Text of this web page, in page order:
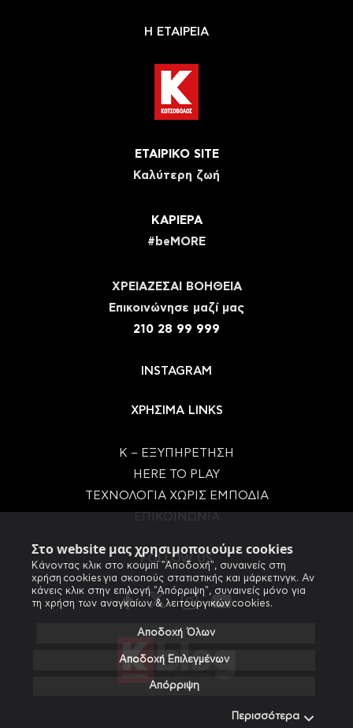
Στο website μας χρησιμοποιούμε cookies
Κάνοντας κλικ στο κουμπί "Αποδοχή", συναινείς στη
χρήση cookies για σκοπούς στατιστικής και μάρκετινγκ. Αν
κάνεις κλικ στην επιλογή "Απόρριψη", συναινείς μόνο για
τη χρήση των αναγκαίων & λειτουργικών cookies.
Αποδοχή Όλων
Αποδοχή Επιλεγμένων
Απόρριψη
Περισσότερα
Η ΕΤΑΙΡΕΙΑ
ΕΤΑΙΡΙΚΟ SITE
Καλύτερη ζωή
ΚΑΡΙΕΡΑ
#beMORE
ΧΡΕΙΑΖΕΣΑΙ ΒΟΗΘΕΙΑ
Eπικοινώνησε μαζί μας
210 28 99 999
INSTAGRAM
ΧΡΗΣΙΜΑ LINKS
Κ – ΕΞΥΠΗΡΕΤΗΣΗ
HERE TO PLAY
ΤΕΧΝΟΛΟΓΙΑ ΧΩΡΙΣ ΕΜΠΟΔΙΑ
FOLLOW US